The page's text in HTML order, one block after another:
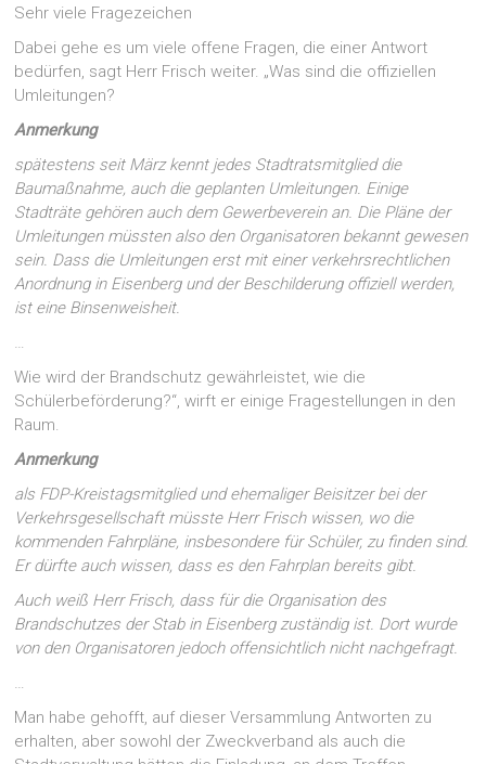
Sehr viele Fragezeichen
Dabei gehe es um viele offene Fragen, die einer Antwort
bedürfen, sagt Herr Frisch weiter. „Was sind die offiziellen
Umleitungen?
Anmerkung
spätestens seit März kennt jedes Stadtratsmitglied die
Baumaßnahme, auch die geplanten Umleitungen. Einige
Stadträte gehören auch dem Gewerbeverein an. Die Pläne der
Umleitungen müssten also den Organisatoren bekannt gewesen
sein. Dass die Umleitungen erst mit einer verkehrsrechtlichen
Anordnung in Eisenberg und der Beschilderung offiziell werden,
ist eine Binsenweisheit.
…
Wie wird der Brandschutz gewährleistet, wie die
Schülerbeförderung?“, wirft er einige Fragestellungen in den
Raum.
Anmerkung
als FDP-Kreistagsmitglied und ehemaliger Beisitzer bei der
Verkehrsgesellschaft müsste Herr Frisch wissen, wo die
kommenden Fahrpläne, insbesondere für Schüler, zu finden sind.
Er dürfte auch wissen, dass es den Fahrplan bereits gibt.
Auch weiß Herr Frisch, dass für die Organisation des
Brandschutzes der Stab in Eisenberg zuständig ist. Dort wurde
von den Organisatoren jedoch offensichtlich nicht nachgefragt.
…
Man habe gehofft, auf dieser Versammlung Antworten zu
erhalten, aber sowohl der Zweckverband als auch die